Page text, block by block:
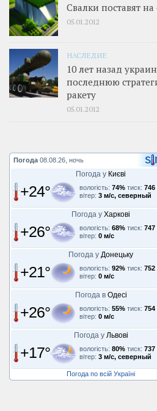
Свалки поставят
05.01.2012
НАСЛЕДИЕ
10 лет назад
последнюю
ракету
05.01.2012
Погода 08.08.26, ночь
Погода у Києві
+24° вологість: 74% тиск:
вітер: 3 м/с, северный
Погода у Харкові
+26° вологість: 68% тиск:
вітер: 0 м/с
Погода у Донецьку
+21° вологість: 92% тиск:
вітер: 0 м/с
Погода в Одесі
+26° вологість: 55% тиск:
вітер: 0 м/с
Погода у Львові
+17° вологість: 80% тиск:
вітер: 3 м/с, северный
Погода по всій Україні